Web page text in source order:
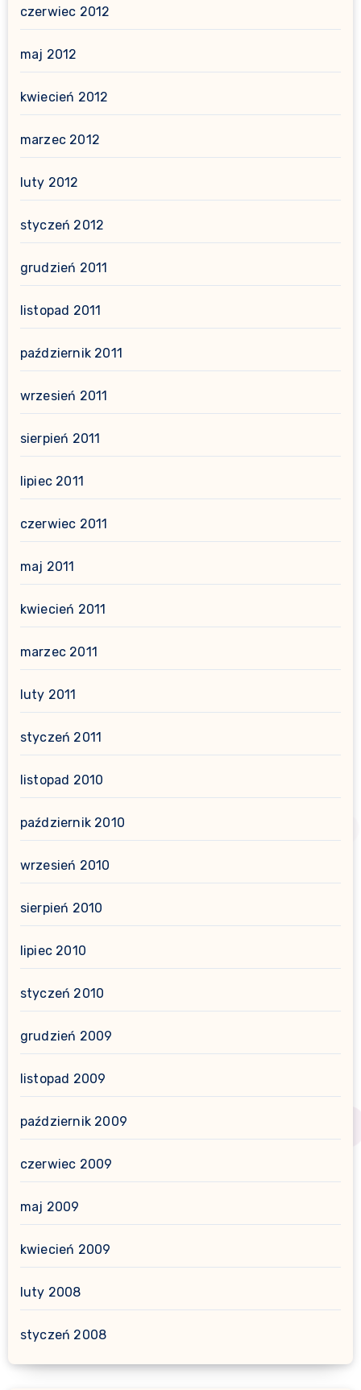
czerwiec 2012
maj 2012
kwiecień 2012
marzec 2012
luty 2012
styczeń 2012
grudzień 2011
listopad 2011
październik 2011
wrzesień 2011
sierpień 2011
lipiec 2011
czerwiec 2011
maj 2011
kwiecień 2011
marzec 2011
luty 2011
styczeń 2011
listopad 2010
październik 2010
wrzesień 2010
sierpień 2010
lipiec 2010
styczeń 2010
grudzień 2009
listopad 2009
październik 2009
czerwiec 2009
maj 2009
kwiecień 2009
luty 2008
styczeń 2008